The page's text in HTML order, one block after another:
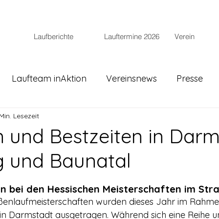
Laufberichte Lauftermine 2026 Verein
Laufteam inAktion Vereinsnews Presse
und Bestzeiten in
und Baunatal
Lesezeit
bei den Hessischen Meisterschaften im
wurden dieses Jahr im
in Darmstadt ausgetragen. Während sich eine Reihe